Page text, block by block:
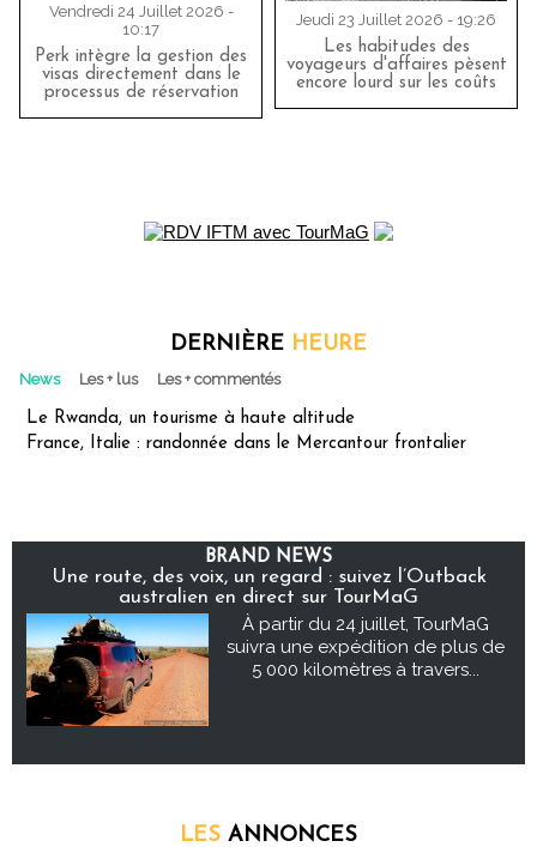
Vendredi 24 Juillet 2026 -
10:17
Perk intègre la gestion des
visas directement dans le
processus de réservation
Jeudi 23 Juillet 2026 - 19:26
Les habitudes des
voyageurs d'affaires pèsent
encore lourd sur les coûts
DERNIÈRE HEURE
News Les + lus Les + commentés
Le Rwanda, un tourisme à haute altitude
France, Italie : randonnée dans le Mercantour frontalier
BRAND NEWS
Une route, des voix, un regard : suivez l’Outback
australien en direct sur TourMaG
À partir du 24 juillet, TourMaG
suivra une expédition de plus de
5 000 kilomètres à travers...
LES ANNONCES